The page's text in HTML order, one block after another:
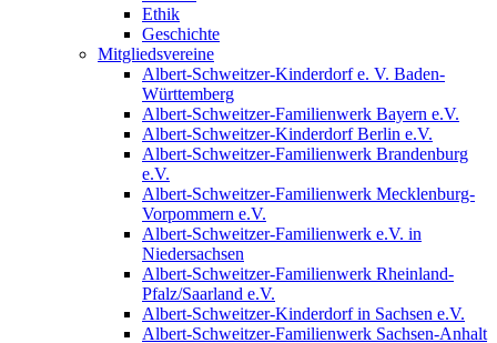
Ethik
Geschichte
Mitgliedsvereine
Albert-Schweitzer-Kinderdorf e. V. Baden-
Württemberg
Albert-Schweitzer-Familienwerk Bayern e.V.
Albert-Schweitzer-Kinderdorf Berlin e.V.
Albert-Schweitzer-Familienwerk Brandenburg
e.V.
Albert-Schweitzer-Familienwerk Mecklenburg-
Vorpommern e.V.
Albert-Schweitzer-Familienwerk e.V. in
Niedersachsen
Albert-Schweitzer-Familienwerk Rheinland-
Pfalz/Saarland e.V.
Albert-Schweitzer-Kinderdorf in Sachsen e.V.
Albert-Schweitzer-Familienwerk Sachsen-Anhalt